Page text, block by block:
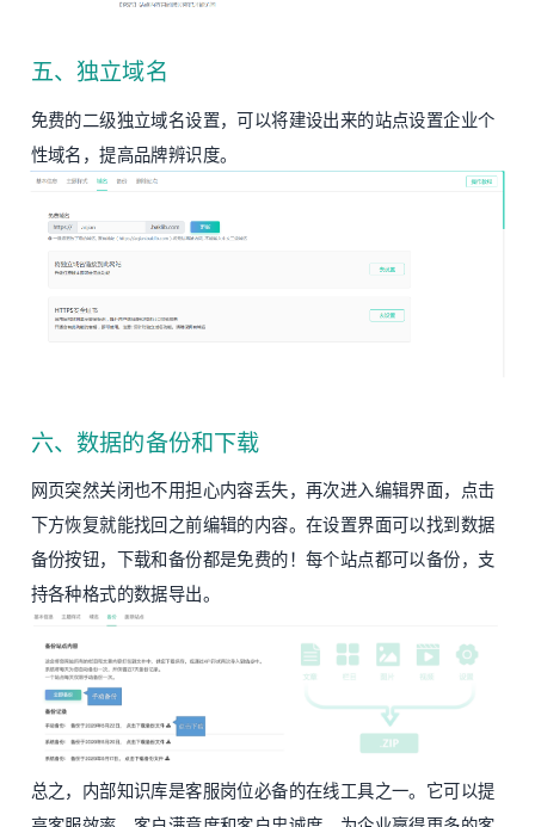
五、独立域名
免费的二级独立域名设置，可以将建设出来的站点设置企业个
性域名，提高品牌辨识度。
六、数据的备份和下载
网页突然关闭也不用担心内容丢失，再次进入编辑界面，点击
下方恢复就能找回之前编辑的内容。在设置界面可以找到数据
备份按钮，下载和备份都是免费的！每个站点都可以备份，支
持各种格式的数据导出。
总之，内部知识库是客服岗位必备的在线工具之一。它可以提